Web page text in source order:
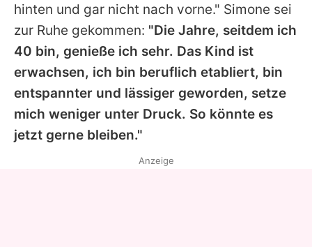
hinten und gar nicht nach vorne." Simone sei
zur Ruhe gekommen: "Die Jahre, seitdem ich
40 bin, genieße ich sehr. Das Kind ist
erwachsen, ich bin beruflich etabliert, bin
entspannter und lässiger geworden, setze
mich weniger unter Druck. So könnte es
jetzt gerne bleiben."
Anzeige